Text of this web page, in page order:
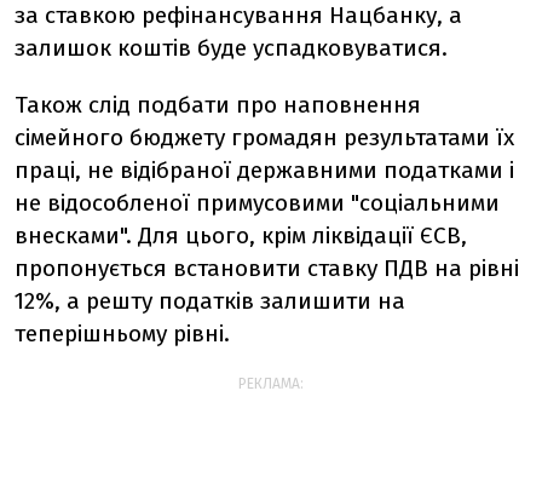
за ставкою рефінансування Нацбанку, а
залишок коштів буде успадковуватися.
Також слід подбати про наповнення
сімейного бюджету громадян результатами їх
праці, не відібраної державними податками і
не відособленої примусовими "соціальними
внесками". Для цього, крім ліквідації ЄСВ,
пропонується встановити ставку ПДВ на рівні
12%, а решту податків залишити на
теперішньому рівні.
РЕКЛАМА: